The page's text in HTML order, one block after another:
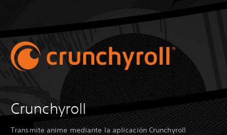
Crunchyroll
Transmite anime mediante la aplicación Crunchyroll